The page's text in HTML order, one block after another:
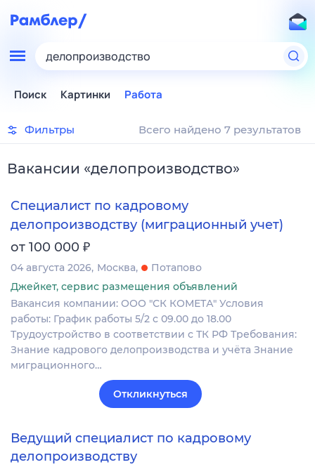
делопроизводство
Поиск Картинки Работа
Фильтры Всего найдено 7 результатов
Вакансии «делопроизводство»
Специалист по кадровому
делопроизводству (миграционный учет)
от 100 000 ₽
04 августа 2026 Москва
Потапово
Джейкет, сервис размещения объявлений
Вакансия компании: ООО "СК КОМЕТА" Условия
работы: График работы 5/2 с 09.00 до 18.00
Трудоустройство в соответствии с ТК РФ Требования:
Знание кадрового делопроизводства и учёта Знание
миграционного…
Откликнуться
Ведущий специалист по кадровому
делопроизводству